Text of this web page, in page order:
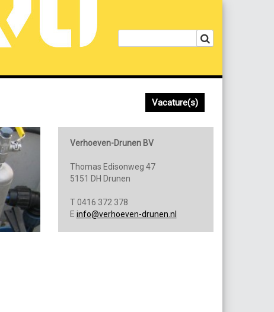
Vacature(s)
Verhoeven-Drunen BV
Thomas Edisonweg 47
5151 DH Drunen
T 0416 372 378
E info@verhoeven-drunen.nl